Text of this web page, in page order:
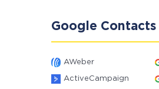
Google Contacts
AWeber
ActiveCampaign